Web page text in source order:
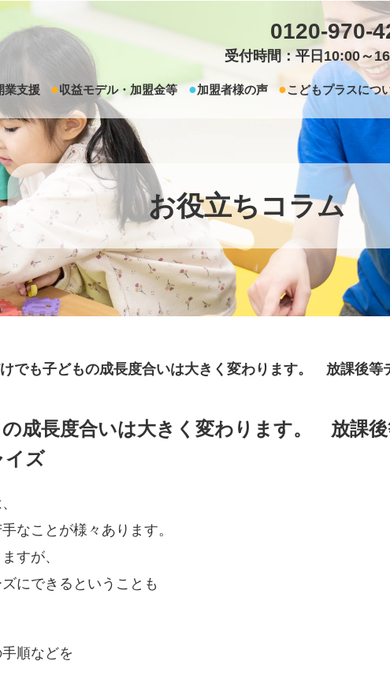
0120-970-
受付時間：平日10:00～
業支援 収益モデル・加盟金等 加盟者様の声 こどもプラスにつ
お役立ちコラム
でも子どもの成長度合いは大きく変わります。 放課後等
成長度合いは大きく変わります。 放課
イズ
なことが様々あります。
すが、
にできるということも
順などを